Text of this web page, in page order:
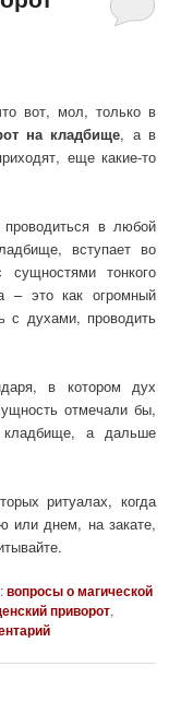
вот, мол, только в
на кладбище, а в
еще какие-то
в любой
вступает во
тонкого
– это как огромный
с духами, проводить
в котором дух
отмечали бы,
а дальше
ритуалах, когда
или днем, на закате,
вопросы о магической
приворот,